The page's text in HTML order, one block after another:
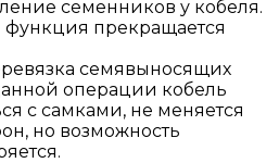
семенников у кобеля.
прекращается
семявыносящих
операции кобель
с самками, не меняется
но возможность